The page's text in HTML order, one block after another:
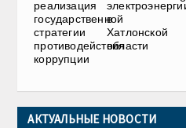
реализация
государственной
стратегии
противодействия
коррупции
в
Хатлонской
области
АКТУАЛЬНЫЕ НОВОСТИ